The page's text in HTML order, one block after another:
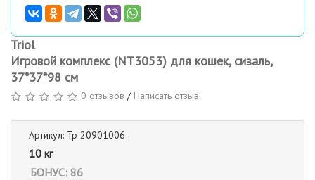
Triol
Игровой комплекс (NT3053) для кошек, сизаль,
37*37*98 см
0 отзывов / Написать отзыв
Артикул: Тр 20901006
10 кг
БОНУС: 86